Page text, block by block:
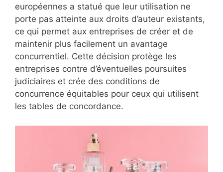
européennes a statué que leur utilisation ne
porte pas atteinte aux droits d’auteur existants,
ce qui permet aux entreprises de créer et de
maintenir plus facilement un avantage
concurrentiel. Cette décision protège les
entreprises contre d’éventuelles poursuites
judiciaires et crée des conditions de
concurrence équitables pour ceux qui utilisent
les tables de concordance.